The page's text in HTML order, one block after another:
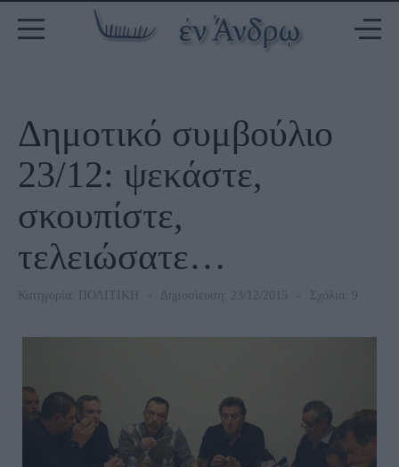
Δημοτικό συμβούλιο
23/12: ψεκάστε,
σκουπίστε,
τελειώσατε…
Κατηγορία: ΠΟΛΙΤΙΚΗ Δημοσίευση: 23/12/2015 Σχόλια: 9